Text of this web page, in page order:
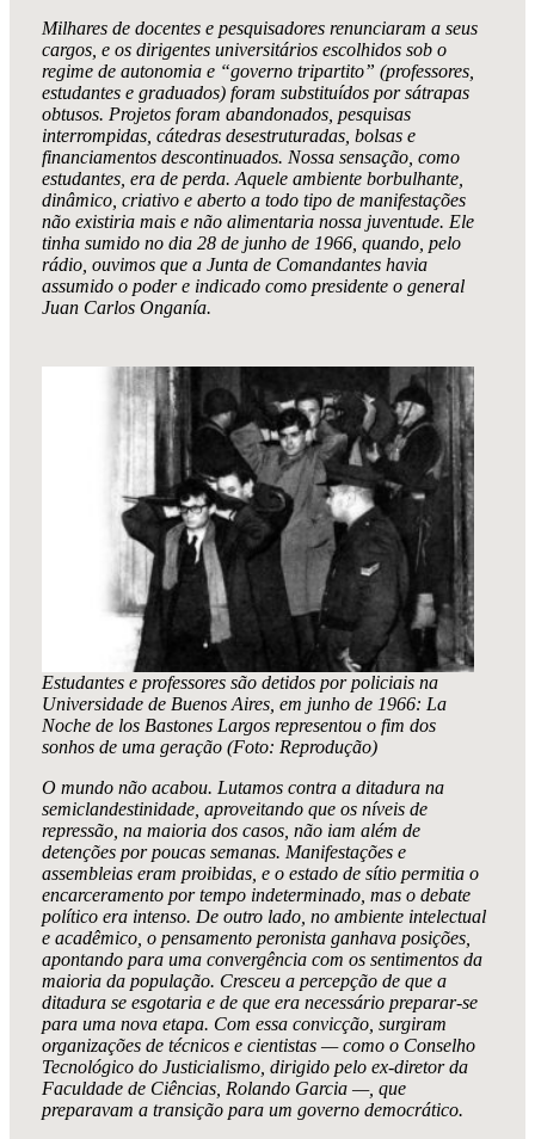
Milhares de docentes e pesquisadores renunciaram a seus
cargos, e os dirigentes universitários escolhidos sob o
regime de autonomia e “governo tripartito” (professores,
estudantes e graduados) foram substituídos por sátrapas
obtusos. Projetos foram abandonados, pesquisas
interrompidas, cátedras desestruturadas, bolsas e
financiamentos descontinuados. Nossa sensação, como
estudantes, era de perda. Aquele ambiente borbulhante,
dinâmico, criativo e aberto a todo tipo de manifestações
não existiria mais e não alimentaria nossa juventude. Ele
tinha sumido no dia 28 de junho de 1966, quando, pelo
rádio, ouvimos que a Junta de Comandantes havia
assumido o poder e indicado como presidente o general
Juan Carlos Onganía.
Estudantes e professores são detidos por policiais na
Universidade de Buenos Aires, em junho de 1966: La
Noche de los Bastones Largos representou o fim dos
sonhos de uma geração (Foto: Reprodução)
O mundo não acabou. Lutamos contra a ditadura na
semiclandestinidade, aproveitando que os níveis de
repressão, na maioria dos casos, não iam além de
detenções por poucas semanas. Manifestações e
assembleias eram proibidas, e o estado de sítio permitia o
encarceramento por tempo indeterminado, mas o debate
político era intenso. De outro lado, no ambiente intelectual
e acadêmico, o pensamento peronista ganhava posições,
apontando para uma convergência com os sentimentos da
maioria da população. Cresceu a percepção de que a
ditadura se esgotaria e de que era necessário preparar-se
para uma nova etapa. Com essa convicção, surgiram
organizações de técnicos e cientistas — como o Conselho
Tecnológico do Justicialismo, dirigido pelo ex-diretor da
Faculdade de Ciências, Rolando Garcia —, que
preparavam a transição para um governo democrático.